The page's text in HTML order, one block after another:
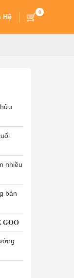
Hệ
0
nhiều
bán
𝐆𝐎𝐎